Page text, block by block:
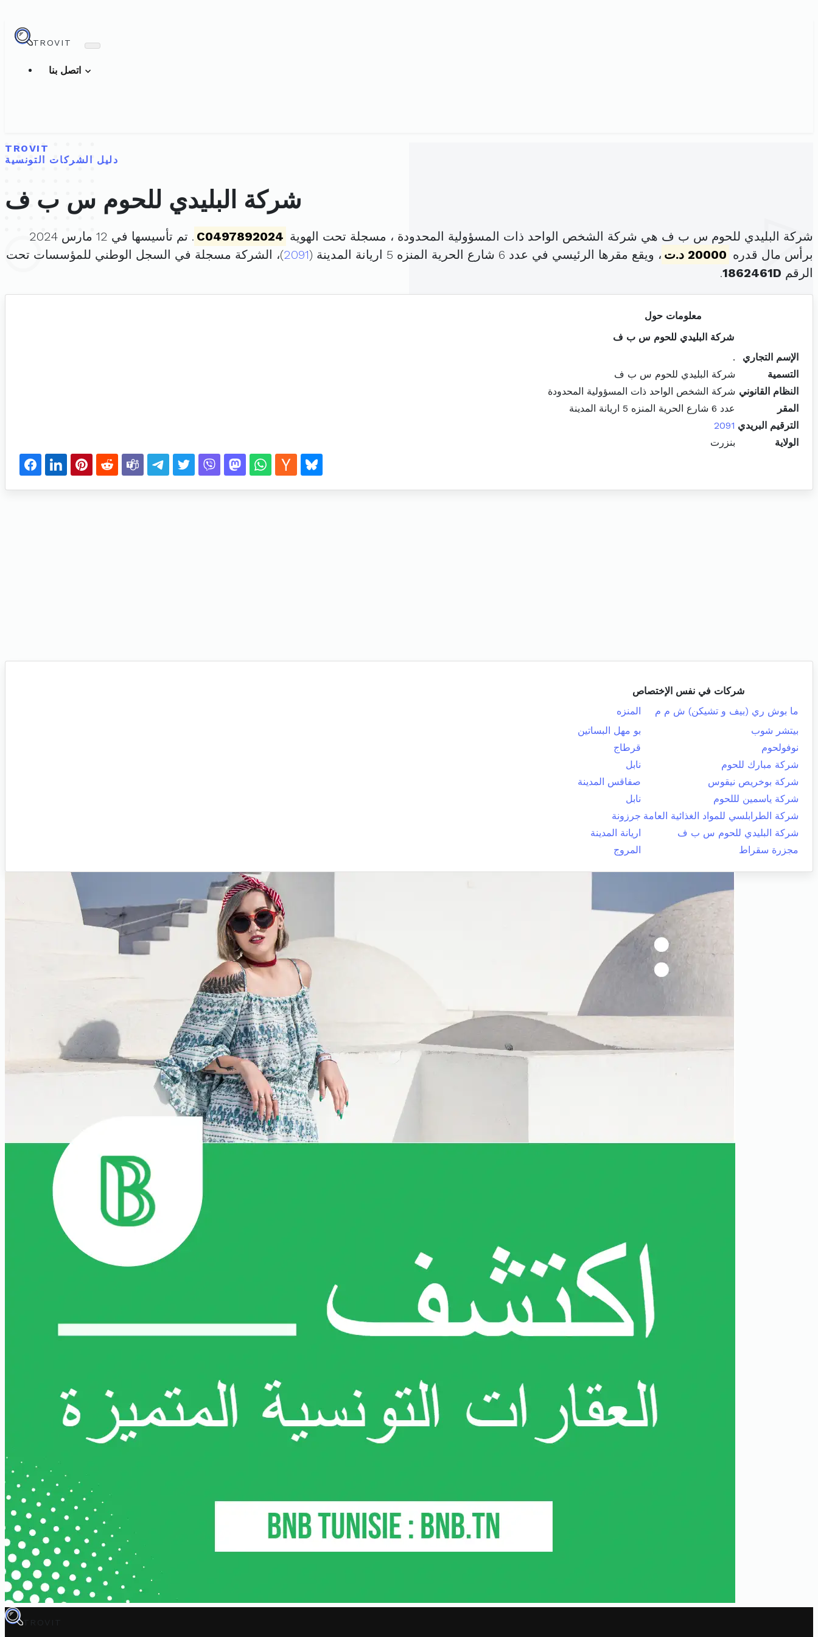
TROVIT
TROVIT
دليل الشركات التونسية
شركة البليدي للحوم س ب ف
شركة البليدي للحوم س ب ف هي شركة الشخص الواحد ذات المسؤولية المحدودة ، مسجلة تحت الهوية C0497892024
. تم تأسيسها في 12 مارس 2024
برأس مال قدره 20000 د.ت ، ويقع مقرها الرئيسي في عدد 6 شارع الحرية المنزه 5 اريانة المدينة ( 2091)، الشركة مسجلة في السجل الوطني للمؤسسات تحت
الرقم 1862461D
.
معلومات حول
شركة البليدي للحوم س ب ف
الإسم التجاري
.
التسمية
شركة البليدي للحوم س ب ف
النظام القانوني شركة الشخص الواحد ذات المسؤولية المحدودة
المقر
عدد 6 شارع الحرية المنزه 5 اريانة المدينة
الترقيم البريدي 2091
الولاية
بنزرت
شركات في نفس الإختصاص
ما بوش ري (بيف و تشيكن) ش م م
المنزه
بيتشر شوب
بو مهل البساتين
نوفولحوم
قرطاج
شركة مبارك للحوم
نابل
شركة بوخريص نيقوس
صفاقس المدينة
شركة ياسمين لللحوم
نابل
شركة الطرابلسي للمواد الغذائية العامة جرزونة
شركة البليدي للحوم س ب ف
اريانة المدينة
مجزرة سقراط
المروج
TROVIT